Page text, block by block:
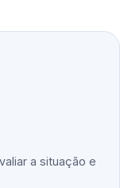
a situação e